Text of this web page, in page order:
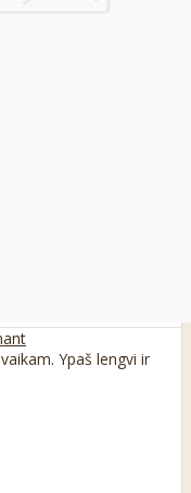
Ypaš lengvi ir